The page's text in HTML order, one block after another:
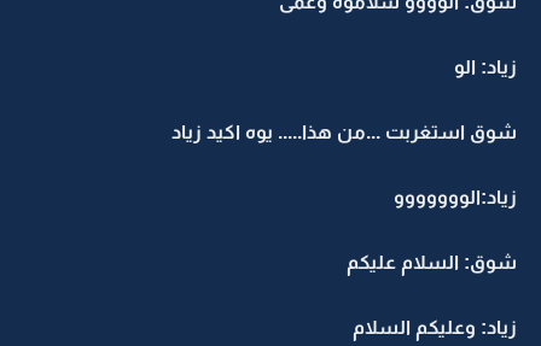
زياد: الو
شوق استغربت ...من هذا..... يوه اكيد زياد
زياد:الووووووو
شوق: السلام عليكم
زياد: وعليكم السلام